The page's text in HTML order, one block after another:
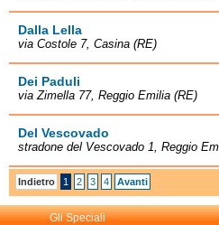
Dalla Lella
via Costole 7, Casina (RE)
Dei Paduli
via Zimella 77, Reggio Emilia (RE)
Del Vescovado
stradone del Vescovado 1, Reggio
Indietro 1 2 3 4 Avanti
Gli Speciali